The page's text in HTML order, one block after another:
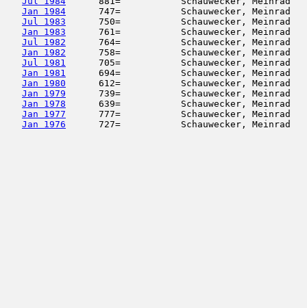
Jan 1984
747=
Jul 1983
750=
Jan 1983
761=
Jul 1982
764=
Jan 1982
758=           Schauwecker, Meinrad
Jul 1981
705=
Jan 1981
694=           Schauwecker, Meinrad
Jan 1980
612=           Schauwecker, Meinrad
Jan 1979
739=
Jan 1978
639=           Schauwecker, Meinrad
Jan 1977
777=
Jan 1976